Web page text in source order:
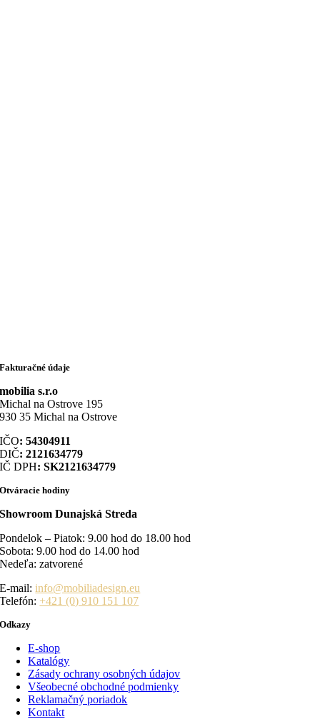
Fakturačné údaje
mobilia s.r.o
Michal na Ostrove 195
930 35 Michal na Ostrove
IČO: 54304911
DIČ: 2121634779
IČ DPH: SK2121634779
Otváracie hodiny
Showroom Dunajská Streda
Pondelok – Piatok: 9.00 hod do 18.00 hod
Sobota: 9.00 hod do 14.00 hod
Nedeľa: zatvorené
E-mail:info@mobiliadesign.eu
Telefón: +421 (0) 910 151 107
Odkazy
E-shop
Katalógy
Zásady ochrany osobných údajov
Všeobecné obchodné podmienky
Reklamačný poriadok
Kontakt